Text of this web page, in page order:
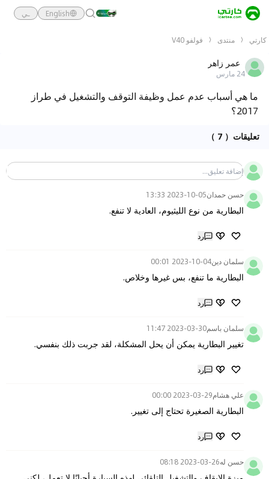
English ـي
كارتي منتدى فولفو V40
عمر زاهر
24 مارس
ما هي أسباب عدم عمل وظيفة التوقف والتشغيل في طراز
2017؟
تعليقات （ 7 ）
حسن حمدان2023-10-05 13:33
البطارية من نوع الليثيوم، العادية لا تنفع.
رد
سلمان دين2023-10-04 00:01
البطارية ما تنفع، بس غيرها وخلاص.
رد
سلمان باسم2023-03-30 11:47
تغيير البطارية يمكن أن يحل المشكلة، لقد جربت ذلك بنفسي.
رد
علي هشام2023-03-29 00:00
البطارية الصغيرة تحتاج إلى تغيير.
رد
حسن له2023-03-26 08:18